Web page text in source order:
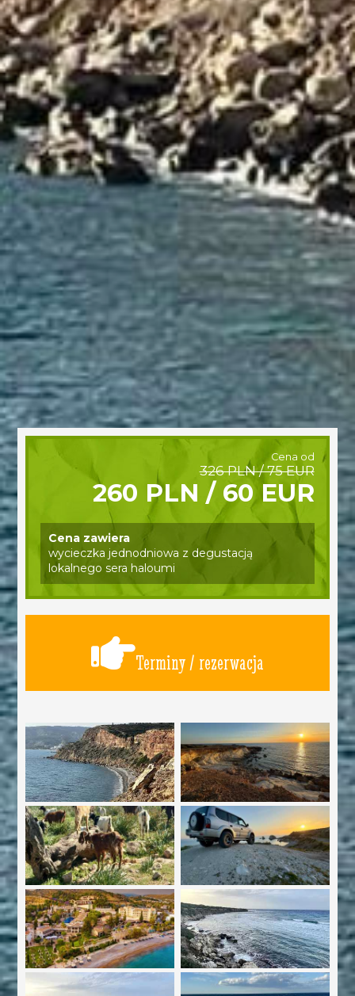
Cena od
326 PLN / 75 EUR
260 PLN / 60 EUR
Cena zawiera
wycieczka jednodniowa z degustacją
lokalnego sera haloumi
Terminy / rezerwacja